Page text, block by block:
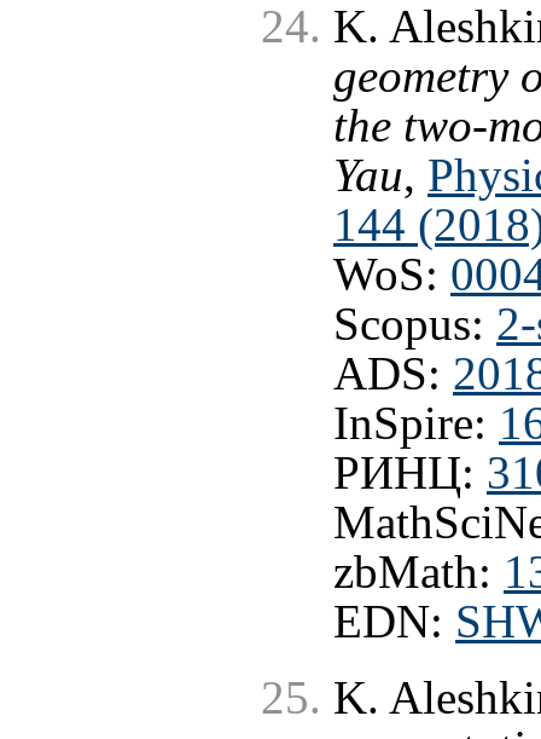
K.
geometry
the two-
Yau,
144
WoS:
Scopus:
ADS:
InSpire:
РИНЦ:
zbMath:
EDN:
K.